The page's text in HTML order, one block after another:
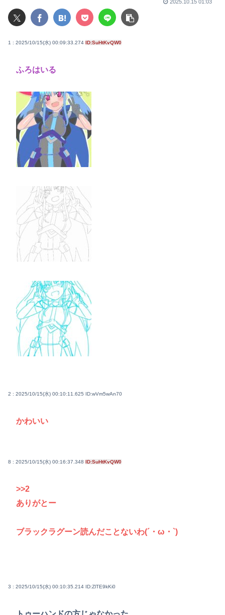
2025.10.15 01:03
1 : 2025/10/15(水) 00:09:33.274 ID:SuHtKvQW0
ふろはいる
2 : 2025/10/15(水) 00:10:11.625 ID:wVm5wAn70
かわいい
8 : 2025/10/15(水) 00:16:37.348 ID:SuHtKvQW0
>>2
ありがとー
ブラックラグーン読んだことないわ(´・ω・`)
3 : 2025/10/15(水) 00:10:35.214 ID:ZlTE9kKi0